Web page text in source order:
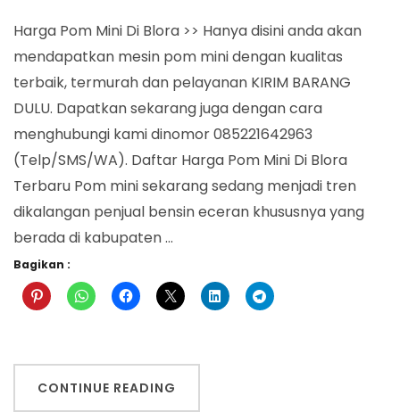
Mini
Di
Blora
Harga Pom Mini Di Blora >> Hanya disini anda akan
mendapatkan mesin pom mini dengan kualitas
terbaik, termurah dan pelayanan KIRIM BARANG
DULU. Dapatkan sekarang juga dengan cara
menghubungi kami dinomor 085221642963
(Telp/SMS/WA). Daftar Harga Pom Mini Di Blora
Terbaru Pom mini sekarang sedang menjadi tren
dikalangan penjual bensin eceran khususnya yang
berada di kabupaten …
Bagikan :
CONTINUE READING